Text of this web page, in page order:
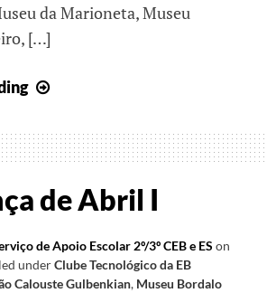
da Marioneta, Museu
[…]
é
ser
para
futuro
de Abril I
de Apoio Escolar 2º/3º CEB e ES on
underClube Tecnológico da EB
Calouste Gulbenkian, Museu Bordalo